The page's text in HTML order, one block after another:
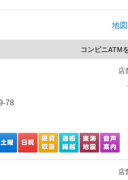
地
コンビニATM
店
78
店